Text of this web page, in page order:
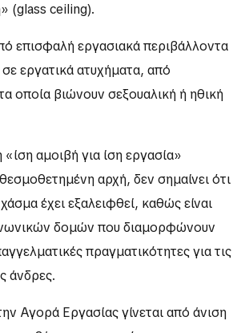
(glass ceiling).
επισφαλή εργασιακά περιβάλλοντα
εργατικά ατυχήματα, από
οποία βιώνουν σεξουαλική ή ηθική
αμοιβή για ίση εργασία»
αρχή, δεν σημαίνει ότι
έχει εξαλειφθεί, καθώς είναι
δομών που διαμορφώνουν
πραγματικότητες για τις
άνδρες.
Αγορά Εργασίας γίνεται από άνιση